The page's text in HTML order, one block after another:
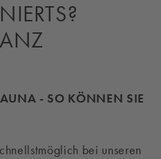
- SO KÖNNEN SIE
bei unseren